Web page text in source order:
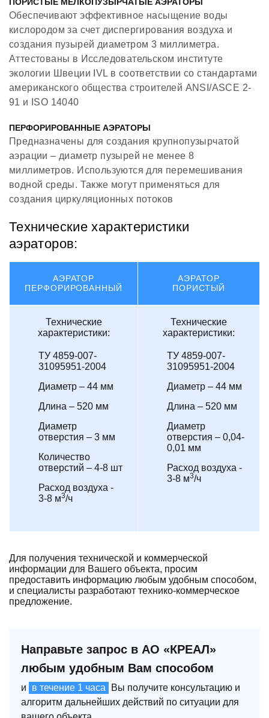
Обеспечивают эффективное насыщение воды
кислородом за счет диспергирования воздуха и
создания пузырей диаметром 3 миллиметра.
Аттестованы в Исследовательском институте
экологии Швеции IVL в соответствии со стандартами
американского общества строителей ANSI/ASCE 2-
91 и ISO 14040
ПЕРФОРИРОВАННЫЕ АЭРАТОРЫ
Предназначены для создания крупнопузырчатой
аэрации – диаметр пузырей не менее 8
миллиметров. Используются для перемешивания
водной среды. Также могут применяться для
создания циркуляционных потоков
Технические характеристики
аэраторов:
АЭРАТОР
ПЕРФОРИРОВАННЫЙ
АЭРАТОР
ПОРИСТЫЙ
Технические
характеристики:
ТУ 4859-007-
31095951-2004
Диаметр – 44 мм
Длина – 520 мм
Диаметр
отверстия – 3 мм
Количество
отверстий – 4-8 шт
Расход воздуха -
3-8 м3/ч
Технические
характеристики:
ТУ 4859-007-
31095951-2004
Диаметр – 44 мм
Длина – 520 мм
Диаметр
отверстия – 0,04-
0,01 мм
Расход воздуха -
3-8 м3/ч
Для получения технической и коммерческой
информации для Вашего объекта, просим
предоставить информацию любым удобным способом,
и специалисты разработают технико-коммерческое
предложение.
Направьте запрос в АО «КРЕАЛ»
любым удобным Вам способом
и в течение 1 часа
Вы получите консультацию и
алгоритм дальнейших действий по ситуации для